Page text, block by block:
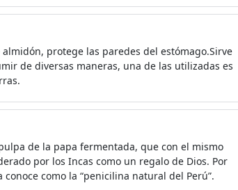
protege las paredes del estómago.Sirve
de diversas maneras, una de las utilizadas es
de la papa fermentada, que con el mismo
por los Incas como un regalo de Dios. Por
como la “penicilina natural del Perú”.